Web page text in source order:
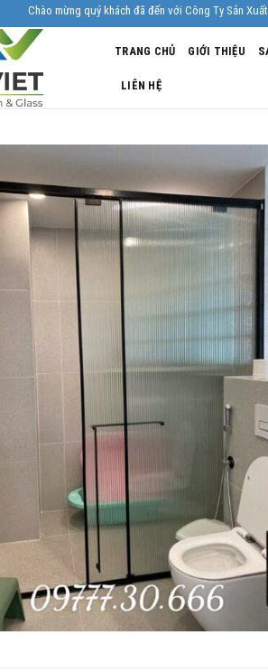
Chào mừng quý khách đã đến với Công Ty Sản Xuất
TRANG CHỦ GIỚI THIỆU
LIÊN HỆ